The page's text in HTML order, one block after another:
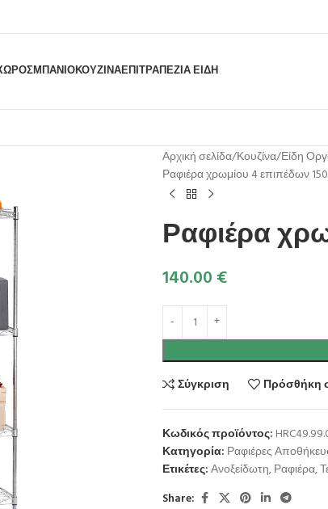
ΜΠΆΝΙΟΚΟΥΖΊΝΑΕΠΙΤΡΑΠΈΖΙΑ ΕΊΔΗ
Αρχική σελίδα Κουζίνα Είδη
Ραφιέρα χρωμίου 4 επιπέδων
Ραφιέρα
140.00 €
Σύγκριση
Πρόσθήκη
Κωδικός προϊόντος:
Κατηγορία: Ραφιέρες
Ετικέτες:Ανοξείδωτη,Ραφιέρα,
Share: